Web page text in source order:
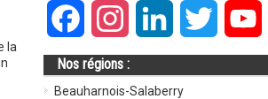
la
FacebookInstagramLinkedIn Twitter
Nos régions :
Beauharnois-Salaberry